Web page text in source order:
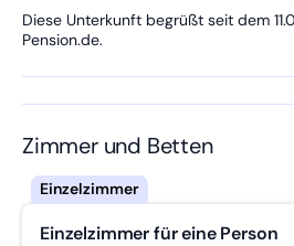
Diese Unterkunft begrüßt seit dem
Pension.de.
Zimmer und Betten
Einzelzimmer für eine Person